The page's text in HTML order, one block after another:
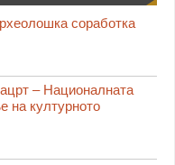
соработка
– Националната
на културното